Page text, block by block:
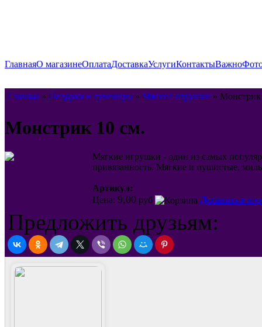
ГлавнаяО магазинеОплатаДоставкаУслугиКонтактыВажно
Главная » Подарки и сувениры » Мягкие игрушки »
Монстрик 10 см.
Мягкие игрушки - один из самых
привязанность. Мягкие и пушистые,
Артикул:
Цена: 9,00 руб Добавить в
Предложить друзьям: